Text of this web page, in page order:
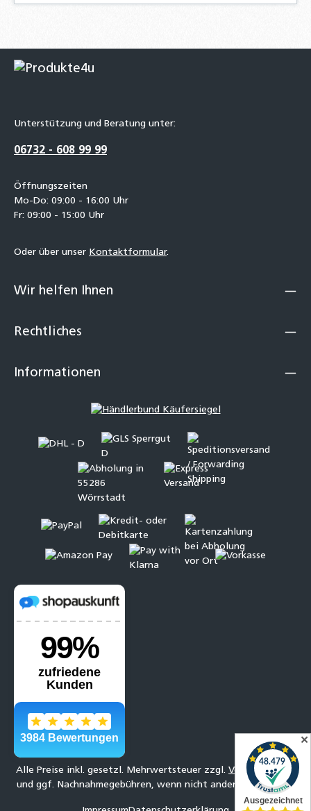
Unterstützung und Beratung unter:
06732 - 608 99 99
Öffnungszeiten
Mo-Do: 09:00 - 16:00 Uhr
Fr: 09:00 - 15:00 Uhr
Oder über unser Kontaktformular.
Wir helfen Ihnen
Rechtliches
Informationen
Alle Preise inkl. gesetzl. Mehrwertsteuer zzgl. Versandkosten
und ggf. Nachnahmegebühren, wenn nicht anders angegeben.
✕